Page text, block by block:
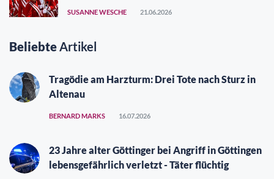
SUSANNE WESCHE 21.06.2026
Beliebte Artikel
Tragödie am Harzturm: Drei Tote nach Sturz in
Altenau
BERNARD MARKS 16.07.2026
23 Jahre alter Göttinger bei Angriff in Göttingen
lebensgefährlich verletzt - Täter flüchtig